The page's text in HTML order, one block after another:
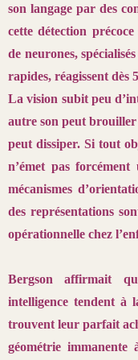
son langage par des
cette détection
de neurones,
rapides, réagissent dès
La vision subit peu
autreson peut
peut dissiper. Si tout
n’émet pas forcément
mécanismes
des représentations
opérationnelle chez
Bergson affirmait
intelligence tendent à
trouvent leur parfait
géométrie